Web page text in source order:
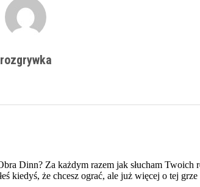
rozgrywka